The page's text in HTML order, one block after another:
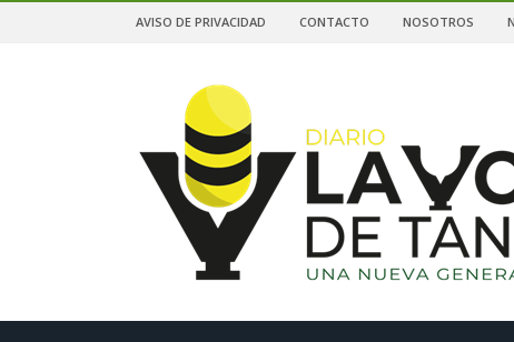
AVISO DE PRIVACIDAD CONTACTO NOSOTROS